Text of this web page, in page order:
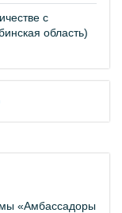
с
область)
«Амбассадоры